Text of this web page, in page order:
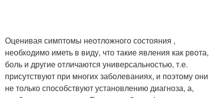
Оценивая симптомы неотложного состояния ,
необходимо иметь в виду, что такие явления как рвота,
боль и другие отличаются универсальностью, т.е.
присутствуют при многих заболеваниях, и поэтому они
не только способствуют установлению диагноза, а,